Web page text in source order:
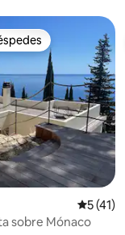
evaluaciones
entre huéspedes
5 (41)
sobre Mónaco